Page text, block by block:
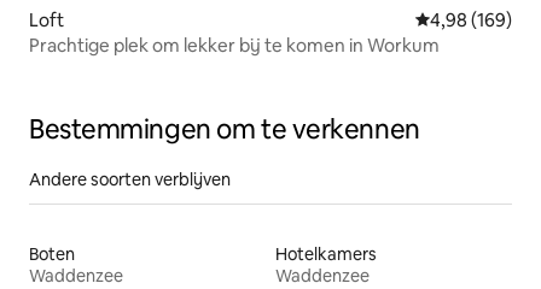
Loft Gemiddelde
4,98 (169)
Prachtige plek om lekker bij te komen in Workum
Bestemmingen om te verkennen
Andere soorten verblijven
Boten
Waddenzee
Hotelkamers
Waddenzee